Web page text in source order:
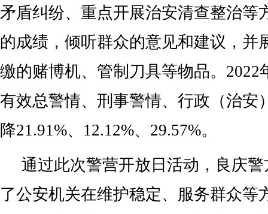
矛盾纠纷、重点开展治安清查整治等
的成绩，倾听群众的意见和建议，并
缴的赌博机、管制刀具等物品。2022
有效总警情、刑事警情、行政（治安
降21.91%、12.12%、29.57%。
通过此次警营开放日活动，良庆
了公安机关在维护稳定、服务群众等